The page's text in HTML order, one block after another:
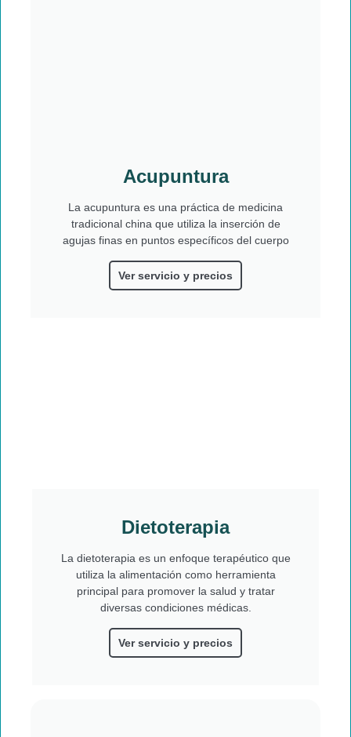
Acupuntura
La acupuntura es una práctica de medicina
tradicional china que utiliza la inserción de
agujas finas en puntos específicos del cuerpo
Ver servicio y precios
Dietoterapia
La dietoterapia es un enfoque terapéutico que
utiliza la alimentación como herramienta
principal para promover la salud y tratar
diversas condiciones médicas.
Ver servicio y precios